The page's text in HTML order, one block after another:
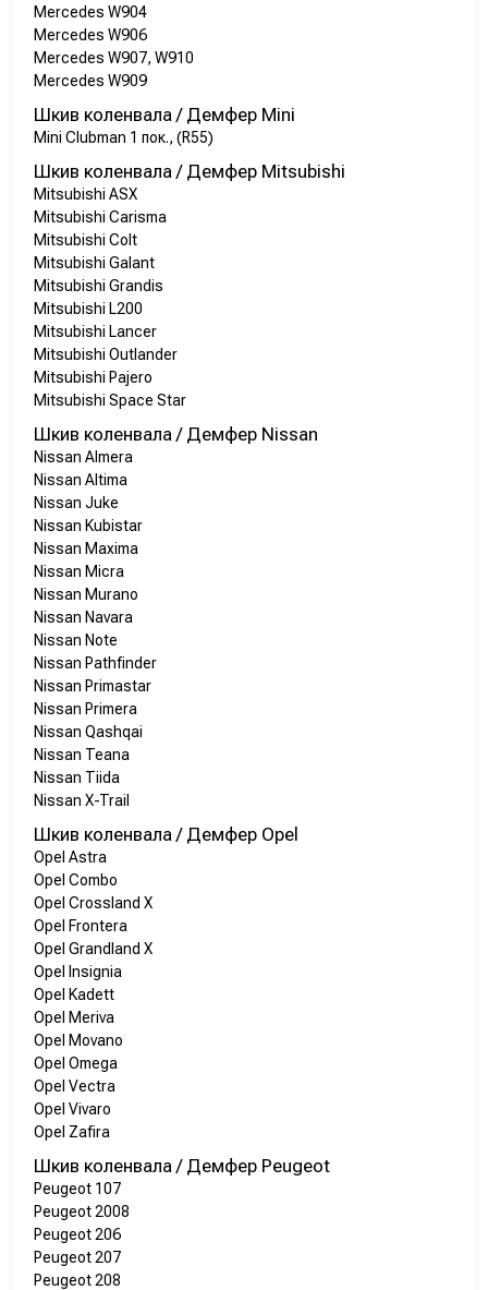
Mercedes W904
Mercedes W906
Mercedes W907, W910
Mercedes W909
Шкив коленвала / Демфер Mini
Mini Clubman 1 пок., (R55)
Шкив коленвала / Демфер Mitsubishi
Mitsubishi ASX
Mitsubishi Carisma
Mitsubishi Colt
Mitsubishi Galant
Mitsubishi Grandis
Mitsubishi L200
Mitsubishi Lancer
Mitsubishi Outlander
Mitsubishi Pajero
Mitsubishi Space Star
Шкив коленвала / Демфер Nissan
Nissan Almera
Nissan Altima
Nissan Juke
Nissan Kubistar
Nissan Maxima
Nissan Micra
Nissan Murano
Nissan Navara
Nissan Note
Nissan Pathfinder
Nissan Primastar
Nissan Primera
Nissan Qashqai
Nissan Teana
Nissan Tiida
Nissan X-Trail
Шкив коленвала / Демфер Opel
Opel Astra
Opel Combo
Opel Crossland X
Opel Frontera
Opel Grandland X
Opel Insignia
Opel Kadett
Opel Meriva
Opel Movano
Opel Omega
Opel Vectra
Opel Vivaro
Opel Zafira
Шкив коленвала / Демфер Peugeot
Peugeot 107
Peugeot 2008
Peugeot 206
Peugeot 207
Peugeot 208